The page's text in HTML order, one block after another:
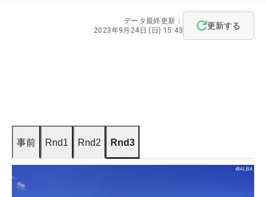
データ最終更新：
2023年9月24日 (日) 15:43
更新する
事前 Rnd1 Rnd2 Rnd3